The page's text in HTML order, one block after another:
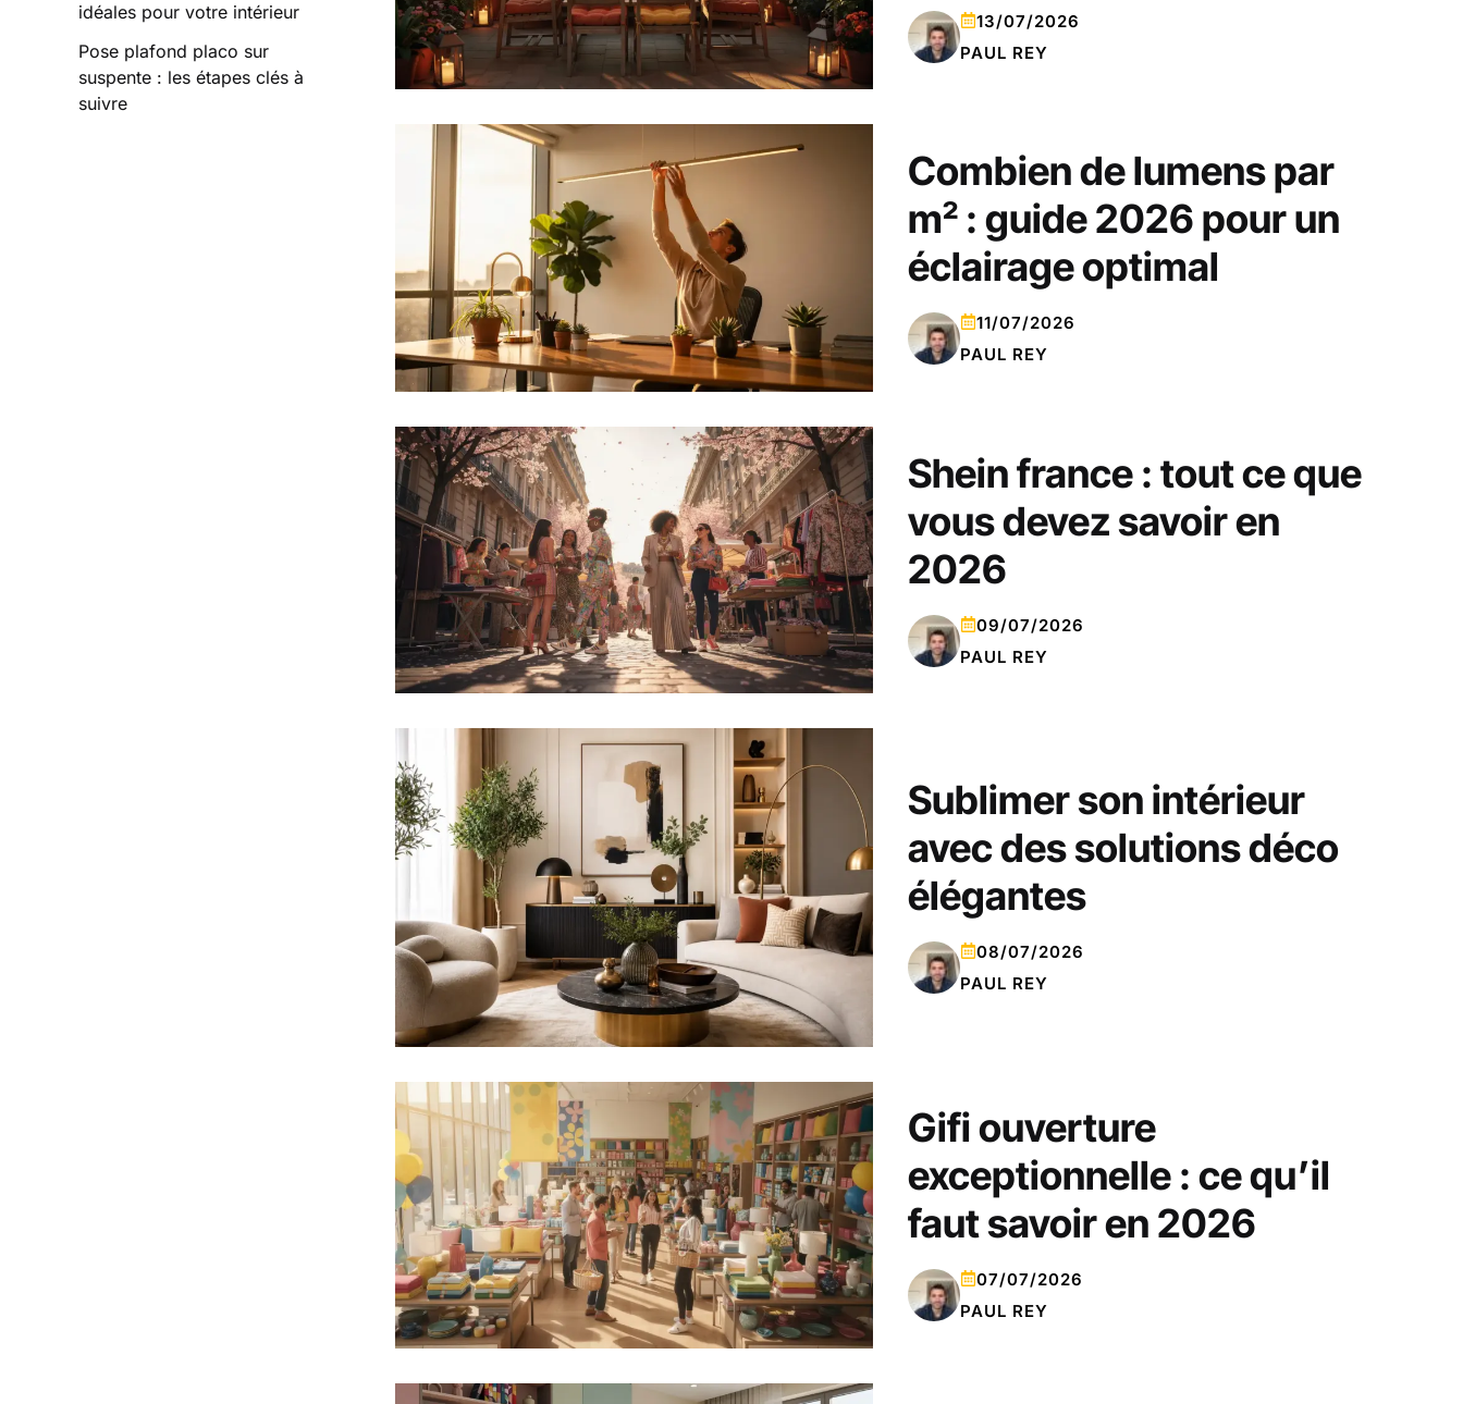
idéales pour votre intérieur
Pose plafond placo sur
suspente : les étapes clés à
suivre
13/07/2026
PAUL REY
Combien de lumens par
m² : guide 2026 pour un
éclairage optimal
11/07/2026
PAUL REY
Shein france : tout ce que
vous devez savoir en
2026
09/07/2026
PAUL REY
Sublimer son intérieur
avec des solutions déco
élégantes
08/07/2026
PAUL REY
Gifi ouverture
exceptionnelle : ce qu’il
faut savoir en 2026
07/07/2026
PAUL REY